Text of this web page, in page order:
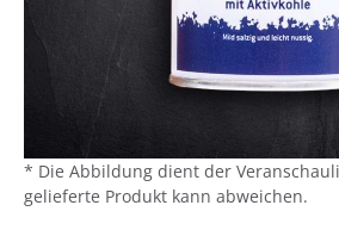
* Die Abbildung dient der
gelieferte Produkt kann abweichen.